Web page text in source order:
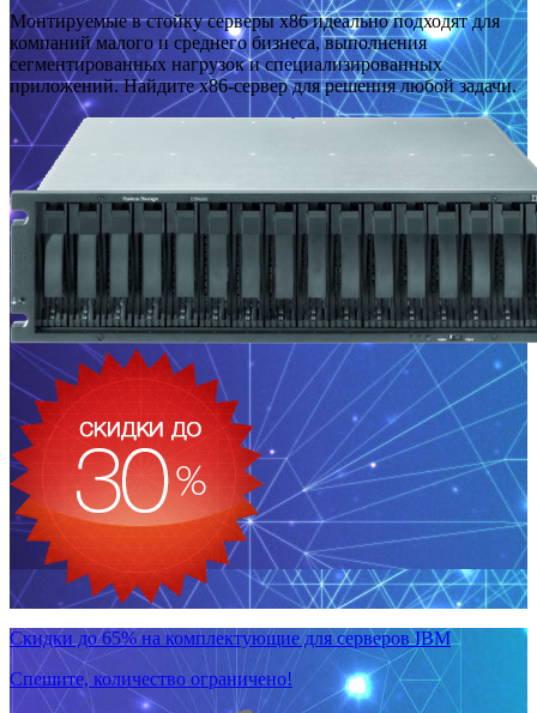
Монтируемые в стойку серверы x86 идеально подходят для
компаний малого и среднего бизнеса, выполнения
сегментированных нагрузок и специализированных
приложений. Найдите x86-сервер для решения любой задачи.
Скидки до 65% на комплектующие для серверов IBM
Спешите, количество ограничено!